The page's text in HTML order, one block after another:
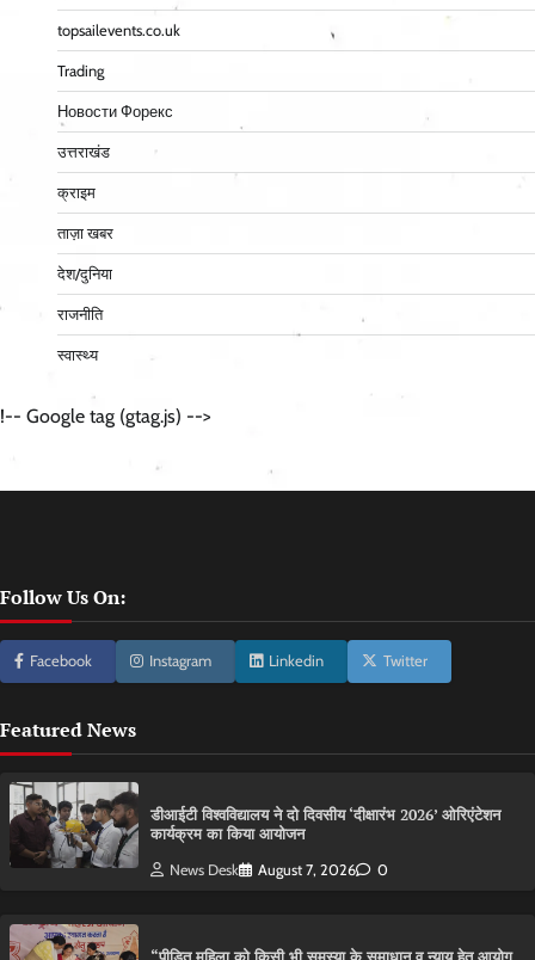
topsailevents.co.uk
Trading
Новости Форекс
उत्तराखंड
क्राइम
ताज़ा खबर
देश/दुनिया
राजनीति
स्वास्थ्य
!-- Google tag (gtag.js) -->
Follow Us On:
Facebook Instagram Linkedin Twitter
Featured News
डीआईटी विश्वविद्यालय ने दो दिवसीय ‘दीक्षारंभ 2026’ ओरिएंटेशन
कार्यक्रम का किया आयोजन
News Desk August 7, 2026 0